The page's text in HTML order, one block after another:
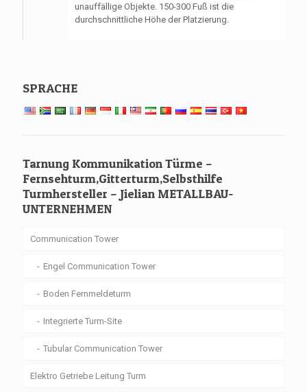
unauffällige Objekte. 150-300 Fuß ist die
durchschnittliche Höhe der Platzierung.
SPRACHE
Tarnung Kommunikation Türme –
Fernsehturm,Gitterturm,Selbsthilfe
Turmhersteller – Jielian METALLBAU-
UNTERNEHMEN
Communication Tower
Engel Communication Tower
Boden Fernmeldeturm
Integrierte Turm-Site
Tubular Communication Tower
Elektro Getriebe Leitung Turm